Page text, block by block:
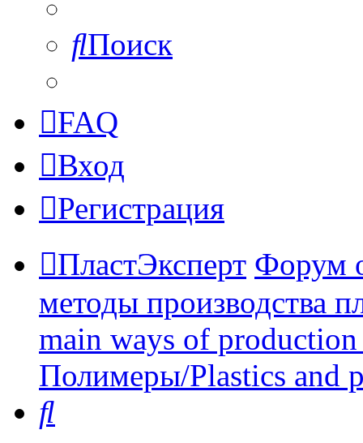
Поиск
FAQ
Вход
Регистрация
ПластЭксперт Форум
методы производства
main ways of
Полимеры/Plastics and